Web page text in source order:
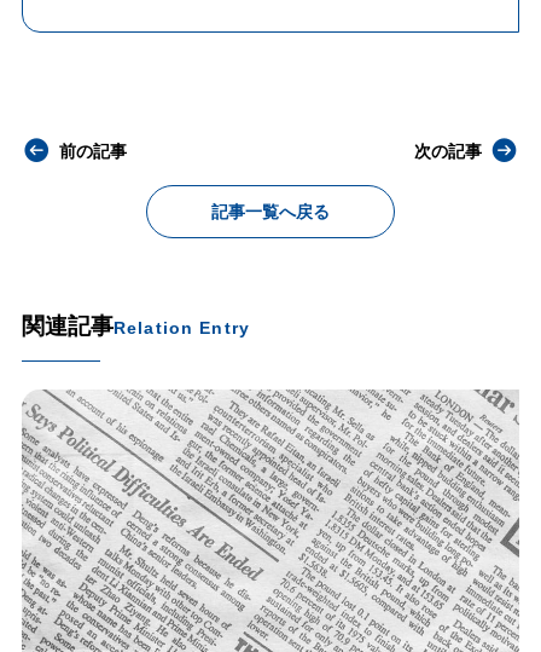
前の記事
記事一覧へ戻る
次の記事
関連記事Relation Entry